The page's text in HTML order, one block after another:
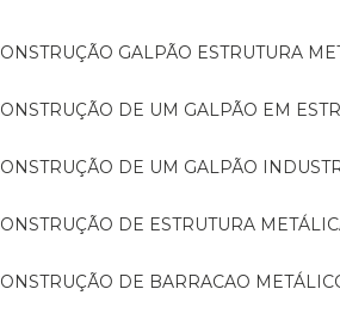
CONSTRUÇÃO GALPÃO ESTRUTURA
CONSTRUÇÃO DE UM GALPÃO EM
CONSTRUÇÃO DE UM GALPÃO
CONSTRUÇÃO DE ESTRUTURA
CONSTRUÇÃO DE BARRACAO